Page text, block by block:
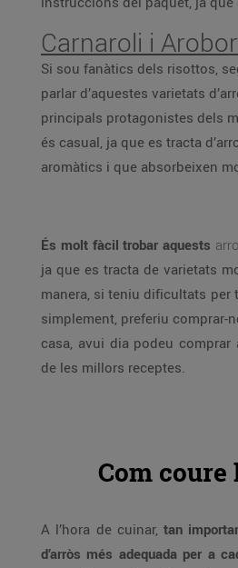
Carnaroli i
Si sou fanàtics dels risottos,
parlar d’aquestes varietats
principals protagonistes dels
és casual, ja que es tracta
aromàtics i que absorbeixen
És molt fàcil trobar aquests
ja que es tracta de varietats
manera, si teniu dificultats per
simplement, preferiu comprar-
casa, avui dia podeu
de les millors receptes.
Com coure
A l’hora de cuinar, tan
d’arròs més adequada per a